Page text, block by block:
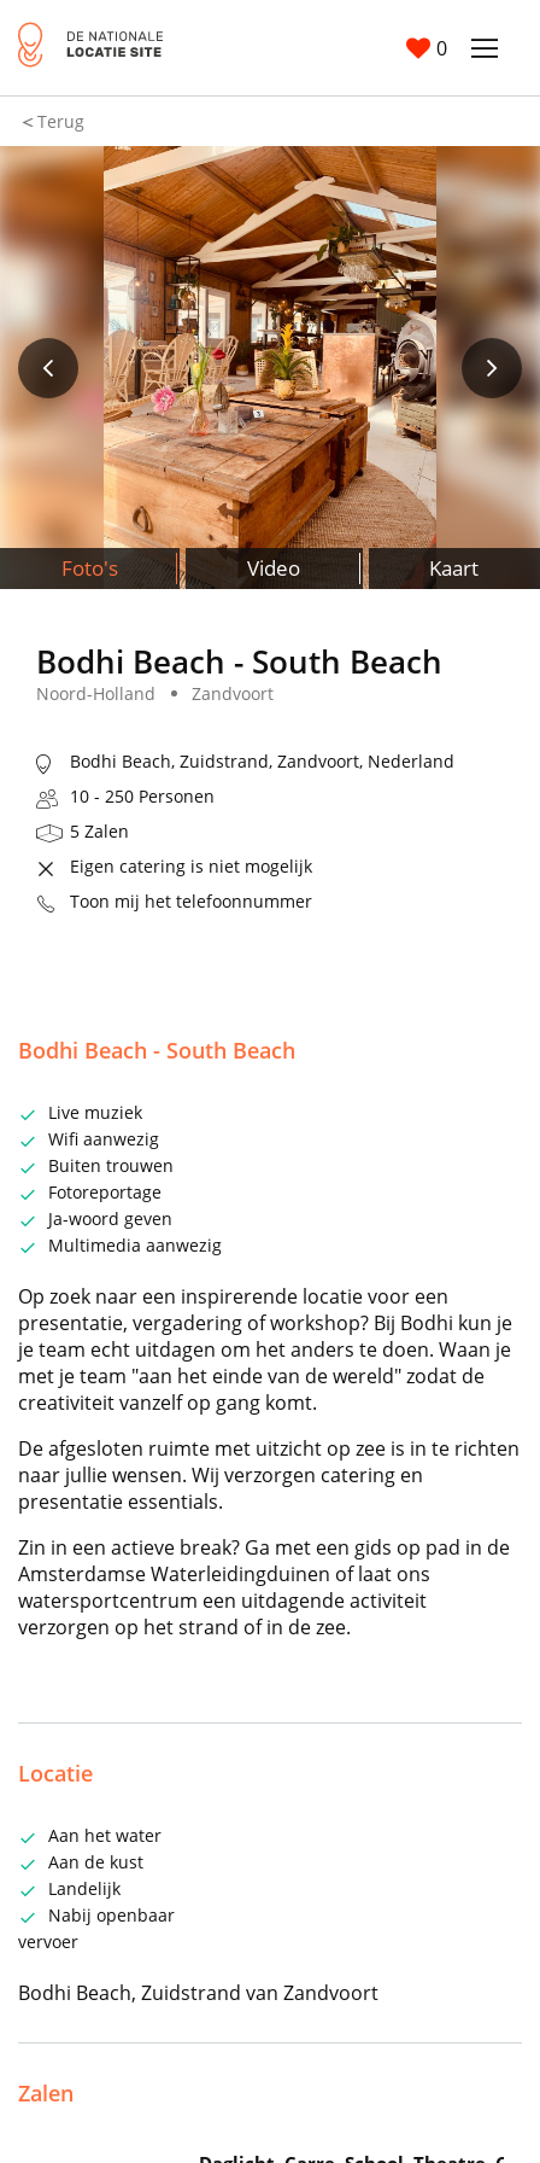
0
Terug
Foto's Video Kaart
Bodhi Beach - South Beach
Noord-Holland Zandvoort
Bodhi Beach, Zuidstrand, Zandvoort, Nederland
10 - 250 Personen
5 Zalen
Eigen catering is niet mogelijk
Toon mij het telefoonnummer
Bodhi Beach - South Beach
Live muziek
Wifi aanwezig
Buiten trouwen
Fotoreportage
Ja-woord geven
Multimedia aanwezig
Op zoek naar een inspirerende locatie voor een
presentatie, vergadering of workshop? Bij Bodhi kun je
je team echt uitdagen om het anders te doen. Waan je
met je team "aan het einde van de wereld" zodat de
creativiteit vanzelf op gang komt.
De afgesloten ruimte met uitzicht op zee is in te richten
naar jullie wensen. Wij verzorgen catering en
presentatie essentials.
Zin in een actieve break? Ga met een gids op pad in de
Amsterdamse Waterleidingduinen of laat ons
watersportcentrum een uitdagende activiteit
verzorgen op het strand of in de zee.
Locatie
Aan het water
Aan de kust
Landelijk
Nabij openbaar
vervoer
Bodhi Beach, Zuidstrand van Zandvoort
Zalen